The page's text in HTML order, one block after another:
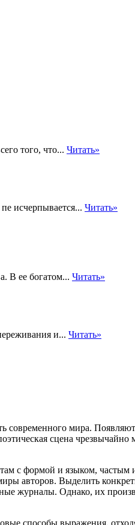
того, что... Читать»
исчерпывается... Читать»
В ее богатом... Читать»
и... Читать»
современного мира.
сцена
с формой и языком, частым
авторов. Выделить
журналы. Однако, их
способы выражения,